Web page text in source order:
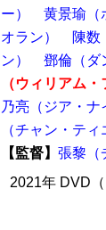
ー）
黄景瑜（
オラン）
陳数
ン）
鄧倫（ダ
（ウィリアム
乃亮（ジア・ナ
（チャン・テ
【監督】 張黎（
2021年 DVD